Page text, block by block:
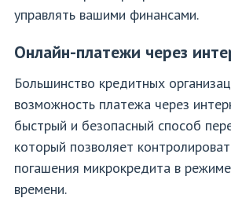
управлять вашими финансами.
Онлайн-платежи через
Большинство кредитных
возможность платежа через
быстрый и безопасный способ
который позволяет
погашения микрокредита в
времени.